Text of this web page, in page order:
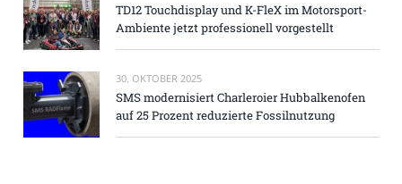
TD12 Touchdisplay und K-FleX im Motorsport-
Ambiente jetzt professionell vorgestellt
30. OKTOBER 2025
SMS modernisiert Charleroier Hubbalkenofen
auf 25 Prozent reduzierte Fossilnutzung